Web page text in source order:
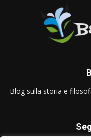
Blog sulla storia e